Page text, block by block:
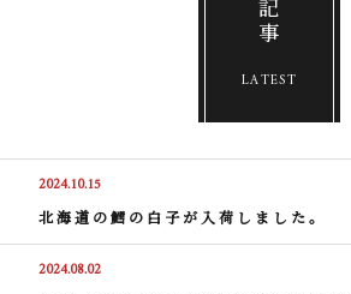
LATEST
2024.10.15
北海道の鱈の白子が入荷しました。
2024.08.02